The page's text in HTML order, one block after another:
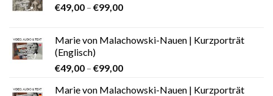
€49,00 – €99,00
Marie von Malachowski-Nauen | Kurzporträt
(Englisch)
€49,00 – €99,00
Marie von Malachowski-Nauen | Kurzporträt